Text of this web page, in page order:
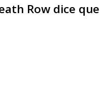
Row dice